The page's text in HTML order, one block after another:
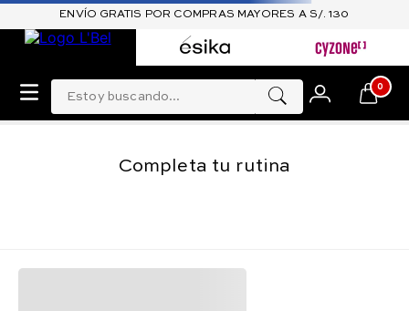
Estoy buscando... 0
ENVÍO GRATIS POR COMPRAS MAYORES A S/. 130
Completa tu rutina